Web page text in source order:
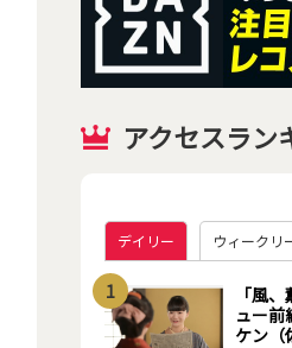
アクセスラン
デイリー ウィークリ
1
「風
ュー
ケン（